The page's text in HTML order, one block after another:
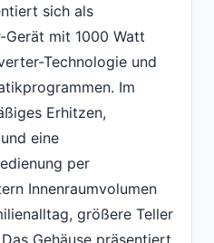
sich als
Gerät mit 1000 Watt
Technologie und
Im
Erhitzen,
eine
per
Innenraumvolumen
größere Teller
Gehäuse präsentiert